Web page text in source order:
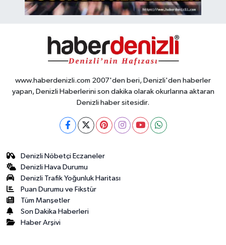
www.haberdenizli.com 2007'den beri, Denizli'den haberler
yapan, Denizli Haberlerini son dakika olarak okurlarına aktaran
Denizli haber sitesidir.
Denizli Nöbetçi Eczaneler
Denizli Hava Durumu
Denizli Trafik Yoğunluk Haritası
Puan Durumu ve Fikstür
Tüm Manşetler
Son Dakika Haberleri
Haber Arşivi